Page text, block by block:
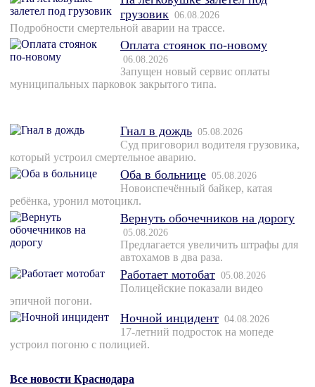
грузовик 06.08.2026
Подробности смертельной аварии на трассе.
Оплата стоянок по-новому
06.08.2026
Запущен новый сервис оплаты
муниципальных парковок закрытого типа.
Гнал в дождь 05.08.2026
Суд приговорил водителя грузовика,
который устроил смертельное аварию.
Оба в больнице 05.08.2026
Новоиспечённый байкер, катая
ребёнка, уронил мотоцикл.
Вернуть обочечников на дорогу
05.08.2026
Предлагается увеличить штрафы для
автохамов в два раза.
Работает мотобат 05.08.2026
Полицейские показали видео
эпичной погони.
Ночной инцидент 04.08.2026
17-летний подросток на мопеде
устроил погоню с полицией.
Все новости Краснодара